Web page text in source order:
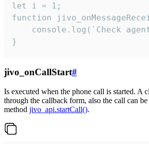
let i = 1;
function
}
jivo_onCallStart#
Is executed when the phone call is started. A
through the callback form, also the call can
method jivo_api.startCall().